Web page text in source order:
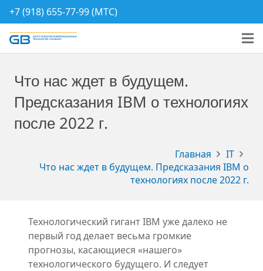
+7 (918) 655-77-99 (МТС)
Что нас ждет в будущем.
Предсказания IBM о технологиях
после 2022 г.
Главная
IT
Что нас ждет в будущем. Предсказания IBM о
технологиях после 2022 г.
Технологический гигант IBM уже далеко не
первый год делает весьма громкие
прогнозы, касающиеся «нашего»
технологического будущего. И следует